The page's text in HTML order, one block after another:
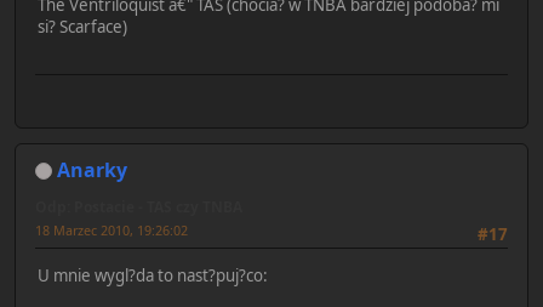
The Ventriloquist â€" TAS (chocia? w TNBA bardziej podoba? mi
si? Scarface)
Anarky
#17
18 Marzec 2010, 19:26:02
U mnie wygl?da to nast?puj?co: